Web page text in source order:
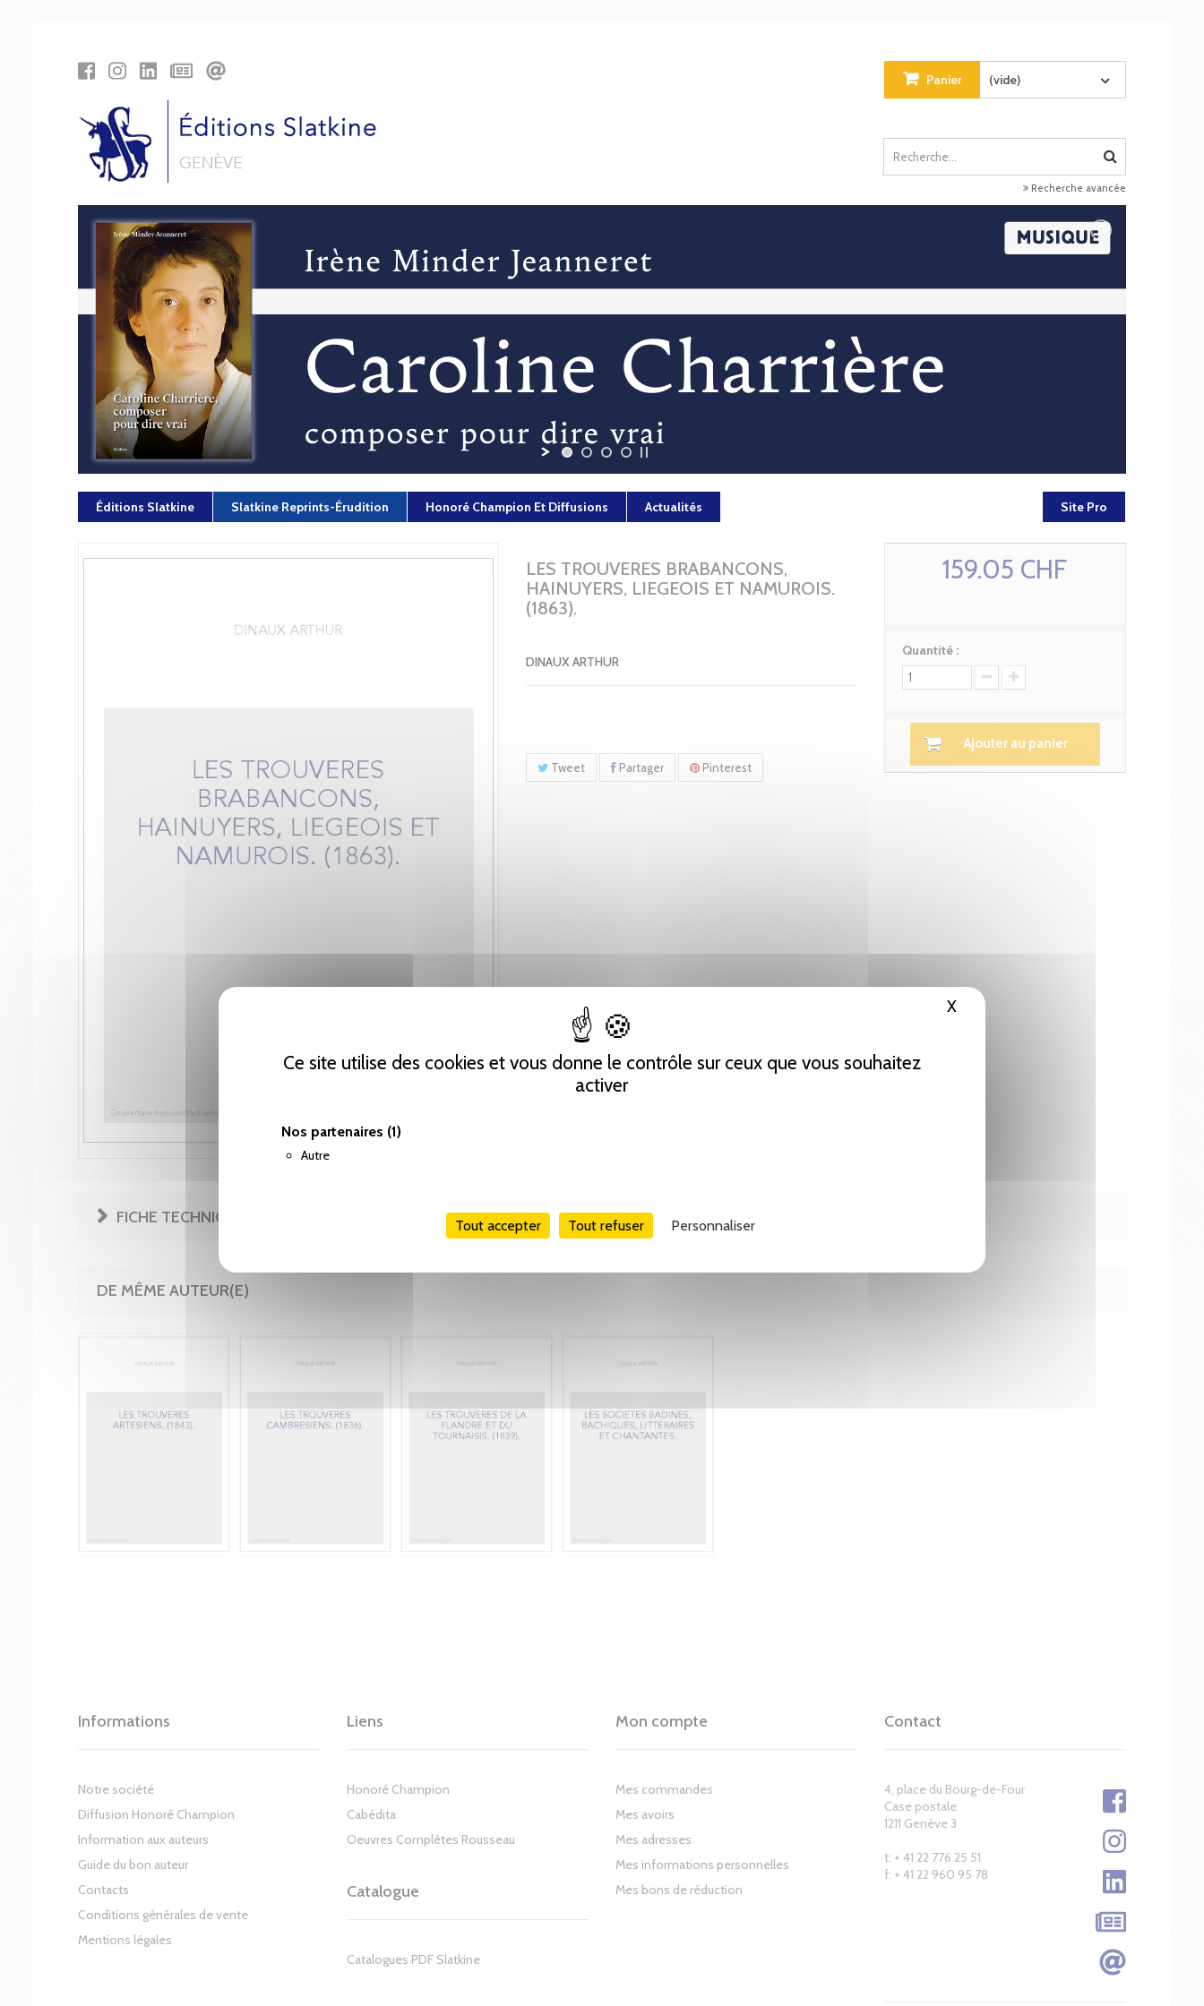
Ce site utilise des cookies et vous donne le contrôle sur ceux que vous souhaitez
activer
Nos partenaires (1)
Autre
Tout accepter Tout refuser Personnaliser
X Masquer le bandeau des cookies
Panier (vide)
Recherche avancée
Éditions Slatkine Slatkine Reprints-Érudition Honoré Champion Et Diffusions Actualités Site Pro
LES TROUVERES BRABANCONS,
HAINUYERS, LIEGEOIS ET NAMUROIS.
(1863).
DINAUX ARTHUR
Tweet Partager Pinterest
159.05 CHF
Quantité :
Ajouter au panier
FICHE TECHNIQUE
DE MÊME AUTEUR(E)
Informations
Notre société
Diffusion Honoré Champion
Information aux auteurs
Guide du bon auteur
Contacts
Conditions générales de vente
Mentions légales
Liens
Honoré Champion
Cabédita
Oeuvres Complètes Rousseau
Catalogue
Catalogues PDF Slatkine
Mon compte
Mes commandes
Mes avoirs
Mes adresses
Mes informations personnelles
Mes bons de réduction
Contact
4, place du Bourg-de-Four
Case postale
1211 Genève 3
t: + 41 22 776 25 51
f: + 41 22 960 95 78